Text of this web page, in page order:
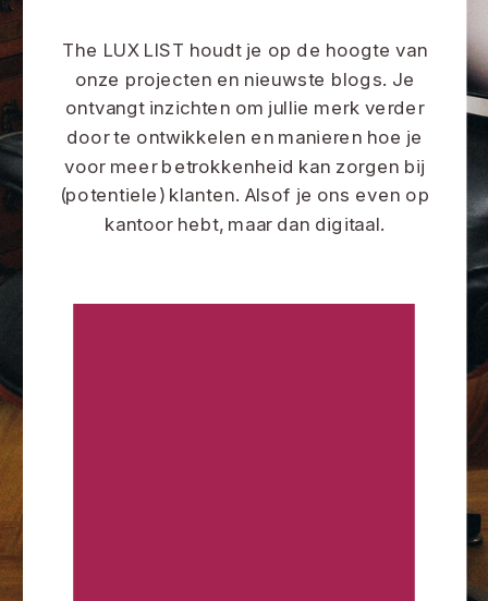
The LUX LIST houdt je op de hoogte van
onze projecten en nieuwste blogs. Je
ontvangt inzichten om jullie merk verder
door te ontwikkelen en manieren hoe je
voor meer betrokkenheid kan zorgen bij
(potentiele) klanten. Alsof je ons even op
kantoor hebt, maar dan digitaal.